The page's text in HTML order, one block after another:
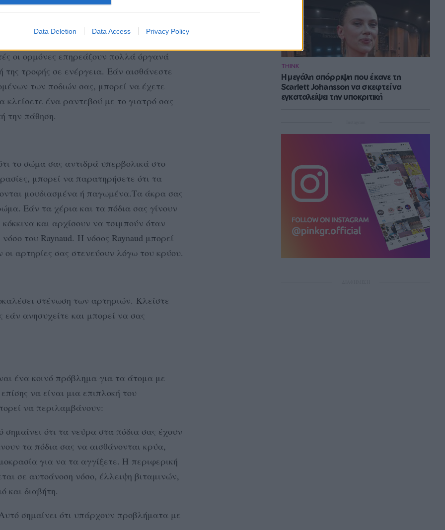
Data Deletion Data Access Privacy Policy
THINK
Η μεγάλη απόρριψη που έκανε τη
Scarlett Johansson να σκεφτεί να
εγκαταλείψει την υποκριτική
έχετε υπολειτουργικό θυρεοειδή και δεν
οι ορμόνες επηρεάζουν πολλά όργανά
της τροφής σε ενέργεια. Εάν αισθάνεστε
των ποδιών σας, μπορεί να έχετε
κλείσετε ένα ραντεβού με το γιατρό σας
την πάθηση.
το σώμα σας αντιδρά υπερβολικά στο
μπορεί να παρατηρήσετε ότι τα
μουδιασμένα ή παγωμένα.Τα άκρα σας
Εάν τα χέρια και τα πόδια σας γίνουν
και αρχίσουν να τσιμπούν όταν
του Raynaud. Η νόσος Raynaud μπορεί
αρτηρίες σας στενεύουν λόγω του κρύου.
στένωση των αρτηριών. Κλείστε
ανησυχείτε και μπορεί να σας
ένα κοινό πρόβλημα για τα άτομα με
να είναι μια επιπλοκή του
να περιλαμβάνουν:
ότι τα νεύρα στα πόδια σας έχουν
τα πόδια σας να αισθάνονται κρύα,
για να τα αγγίξετε. Η περιφερική
σε αυτοάνοση νόσο, έλλειψη βιταμινών,
και διαβήτη.
σημαίνει ότι υπάρχουν προβλήματα με